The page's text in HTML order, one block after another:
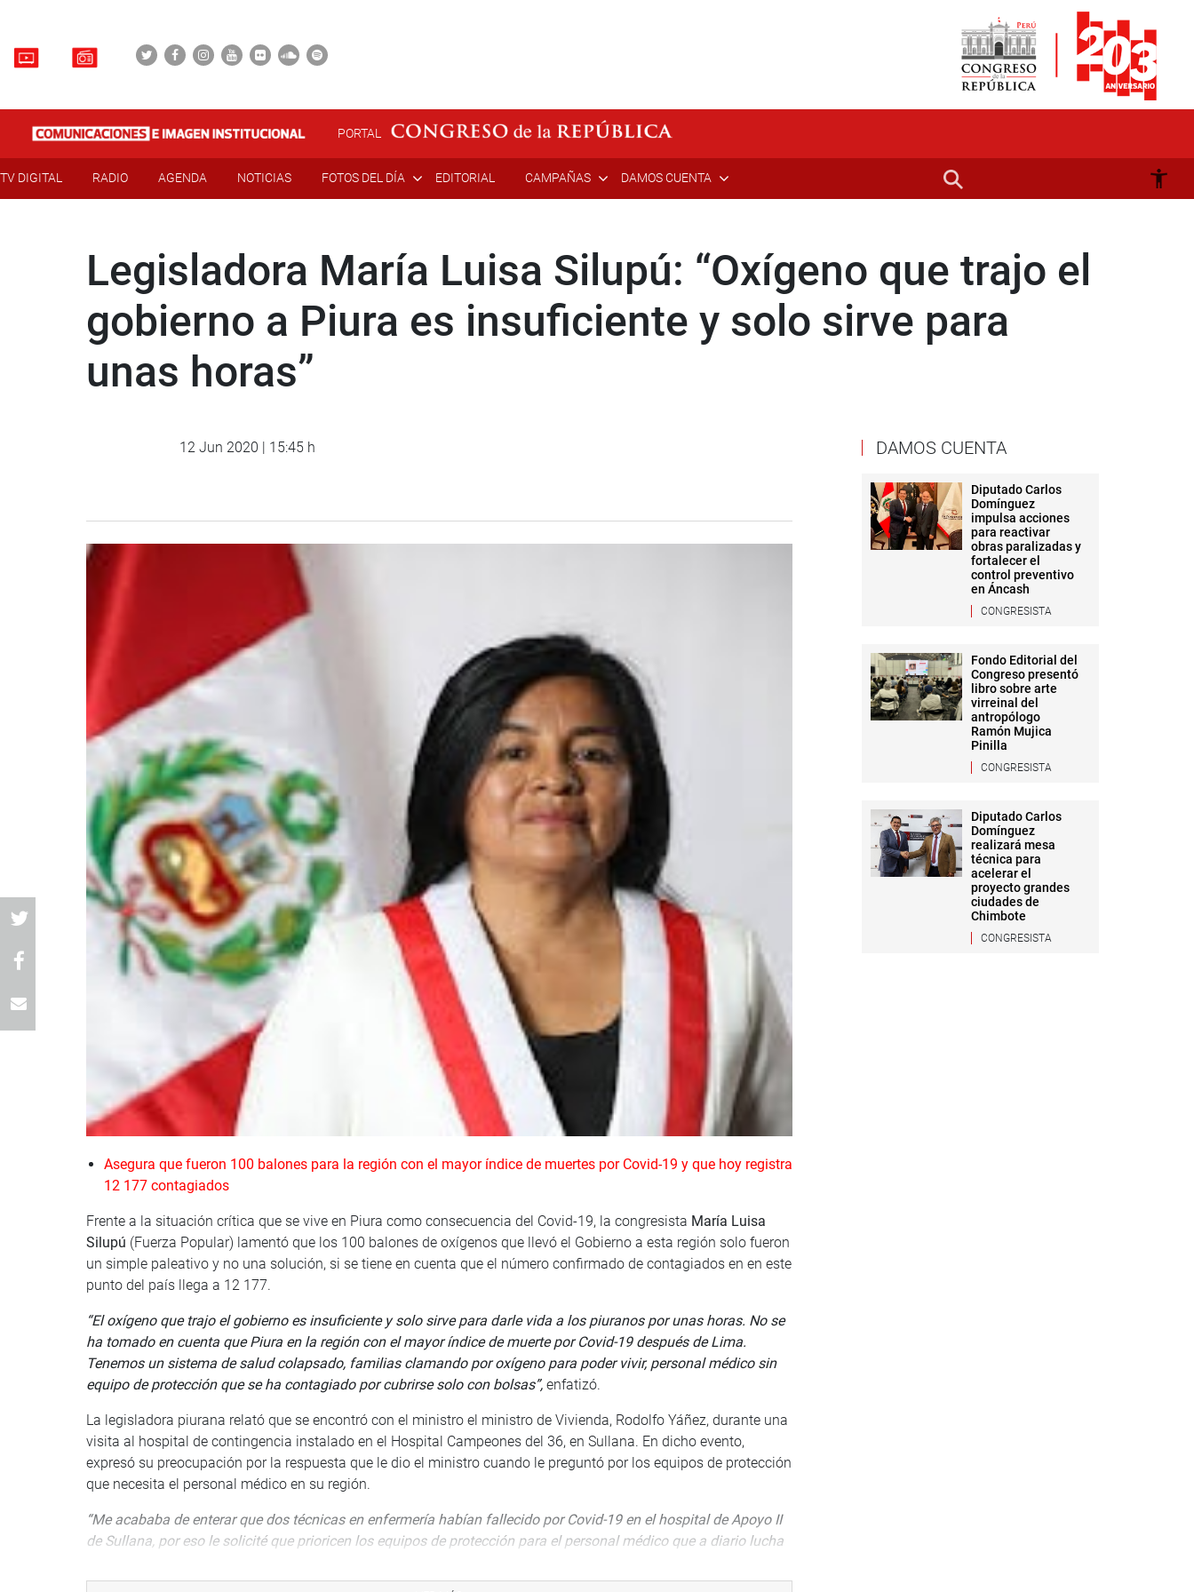
PORTAL
TV DIGITAL RADIO AGENDA NOTICIAS FOTOS DEL DÍA EDITORIAL CAMPAÑAS DAMOS CUENTA
Legisladora María Luisa Silupú: “Oxígeno que trajo el
gobierno a Piura es insuficiente y solo sirve para
unas horas”
12 Jun 2020 | 15:45 h
Asegura que fueron 100 balones para la región con el mayor índice de muertes por Covid-19 y que hoy registra
12 177 contagiados
Frente a la situación crítica que se vive en Piura como consecuencia del Covid-19, la congresista María Luisa
Silupú (Fuerza Popular) lamentó que los 100 balones de oxígenos que llevó el Gobierno a esta región solo fueron
un simple paleativo y no una solución, si se tiene en cuenta que el número confirmado de contagiados en en este
punto del país llega a 12 177.
“El oxígeno que trajo el gobierno es insuficiente y solo sirve para darle vida a los piuranos por unas horas. No se
ha tomado en cuenta que Piura en la región con el mayor índice de muerte por Covid-19 después de Lima.
Tenemos un sistema de salud colapsado, familias clamando por oxígeno para poder vivir, personal médico sin
equipo de protección que se ha contagiado por cubrirse solo con bolsas”, enfatizó.
La legisladora piurana relató que se encontró con el ministro el ministro de Vivienda, Rodolfo Yáñez, durante una
visita al hospital de contingencia instalado en el Hospital Campeones del 36, en Sullana. En dicho evento,
expresó su preocupación por la respuesta que le dio el ministro cuando le preguntó por los equipos de protección
que necesita el personal médico en su región.
“Me acababa de enterar que dos técnicas en enfermería habían fallecido por Covid-19 en el hospital de Apoyo II
de Sullana, por eso le solicité que prioricen los equipos de protección para el personal médico que a diario lucha
pregunto si el Estado está dejando que los médicos se contagien”,puntualizó.
DAMOS CUENTA
Diputado Carlos
Domínguez
impulsa acciones
para reactivar
obras paralizadas y
fortalecer el
control preventivo
en Áncash
CONGRESISTA
Fondo Editorial del
Congreso presentó
libro sobre arte
virreinal del
antropólogo
Ramón Mujica
Pinilla
CONGRESISTA
Diputado Carlos
Domínguez
realizará mesa
técnica para
acelerar el
proyecto grandes
ciudades de
Chimbote
CONGRESISTA